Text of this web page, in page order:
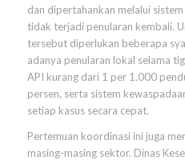
dan dipertahankan melalui
tidak terjadi penularan kembali.
tersebut diperlukan beberapa
adanya penularan lokal selama
API kurang dari 1 per 1.000
persen, serta sistem
setiap kasus secara cepat.
Pertemuan koordinasi ini juga
masing-masing sektor. Dinas